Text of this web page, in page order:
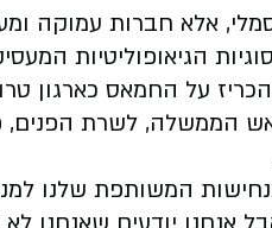
אלא חברות עמוקה
הגיאופוליטיות
על החמאס כארגון
הממשלה, לשרת
המשותפת שלנו